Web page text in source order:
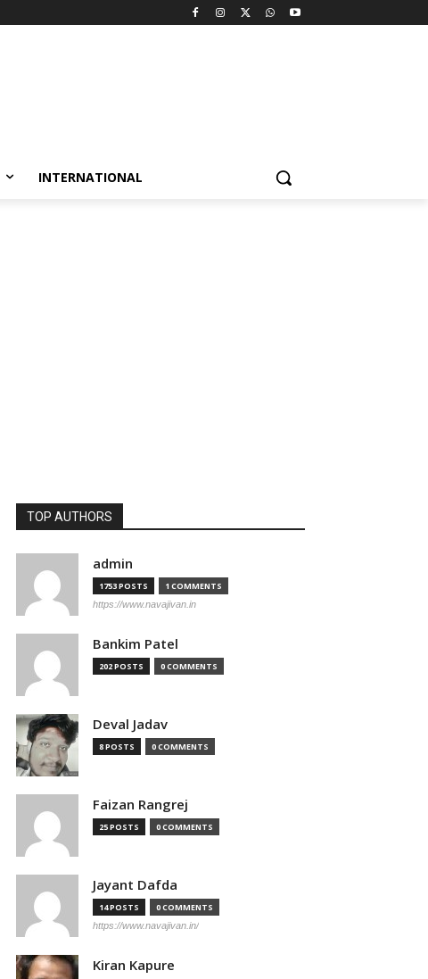
INTERNATIONAL
TOP AUTHORS
admin
1753 POSTS 1 COMMENTS
https://www.navajivan.in
Bankim Patel
202 POSTS 0 COMMENTS
Deval Jadav
8 POSTS 0 COMMENTS
Faizan Rangrej
25 POSTS 0 COMMENTS
Jayant Dafda
14 POSTS 0 COMMENTS
https://www.navajivan.in/
Kiran Kapure